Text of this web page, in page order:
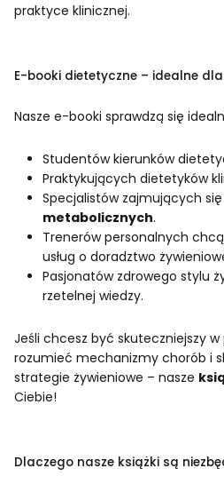
praktyce klinicznej.
E-booki dietetyczne – idealne
Nasze e-booki sprawdzą się
Studentów kierunków
Praktykujących dietetyków
Specjalistów zajmujących się
metabolicznych.
Trenerów personalnych
usług o doradztwo
Pasjonatów zdrowego stylu
rzetelnej wiedzy.
Jeśli chcesz być skuteczniejszy
rozumieć mechanizmy chorób i
strategie żywieniowe – nasze
Ciebie!
Dlaczego nasze książki są